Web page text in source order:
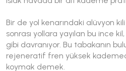
Bir de yol kenarındaki alüvyon
sonrası yollara yayılan bu ince
gibi davranıyor. Bu tabakanın
rejeneratif fren yüksek
koymak demek.